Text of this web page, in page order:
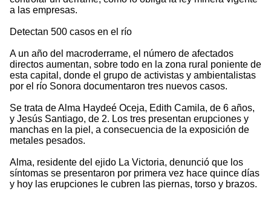
a las empresas.
Detectan 500 casos en el río
A un año del macroderrame, el número de afectados
directos aumentan, sobre todo en la zona rural poniente de
esta capital, donde el grupo de activistas y ambientalistas
por el río Sonora documentaron tres nuevos casos.
Se trata de Alma Haydeé Oceja, Edith Camila, de 6 años,
y Jesús Santiago, de 2. Los tres presentan erupciones y
manchas en la piel, a consecuencia de la exposición de
metales pesados.
Alma, residente del ejido La Victoria, denunció que los
síntomas se presentaron por primera vez hace quince días
y hoy las erupciones le cubren las piernas, torso y brazos.